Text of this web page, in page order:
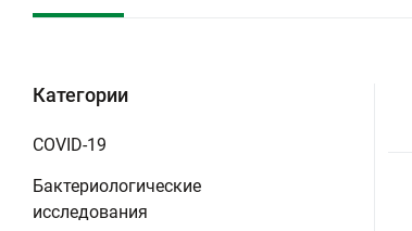
Категории
COVID-19
Бактериологические
исследования